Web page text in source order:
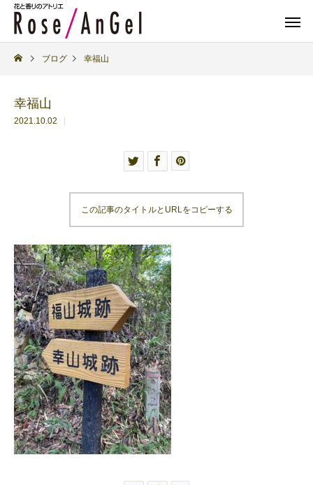
ブログ 幸福山
幸福山
2021.10.02
この記事のタイトルとURLをコピーする